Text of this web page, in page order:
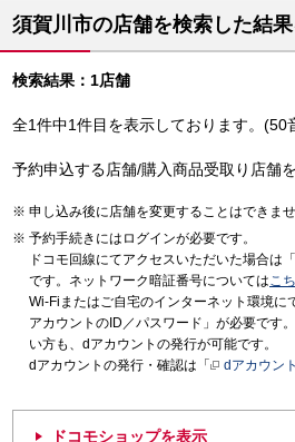
須賀川市の店舗を検索した結
検索結果：1店舗
全1件中1件目を表示しております。(50
予約申込する店舗/購入商品受取り店舗
申し込み後に店舗を変更することはできませ
予約手続きにはログインが必要です。
ドコモ回線にてアクセスいただいた場合は
です。ネットワーク暗証番号についてはこ
Wi-Fiまたはご自宅のインターネット環境に
アカウントのID／パスワード」が必要です
い方も、dアカウントの発行が可能です。
dアカウントの発行・確認は「
dアカウン
ドコモショップを表示